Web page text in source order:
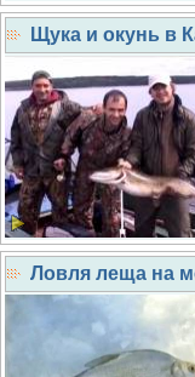
Щука и окунь в
Ловля леща на